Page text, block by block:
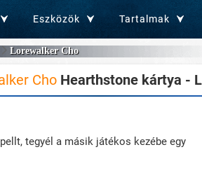
Eszközök Tartalmak
Lorewalker Cho
ChoHearthstone kártya -
tegyél a másik játékos kezébe egy